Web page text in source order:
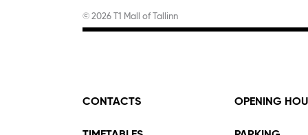
© 2026 T1 Mall of Tallinn
CONTACTS OPENING